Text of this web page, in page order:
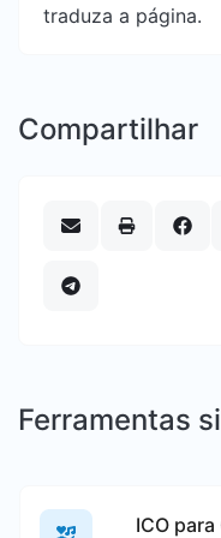
traduza a página.
Compartilhar
Ferramentas
ICO para